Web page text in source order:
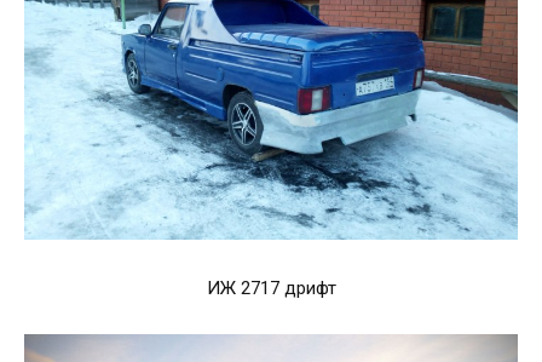
ИЖ 2717 дрифт